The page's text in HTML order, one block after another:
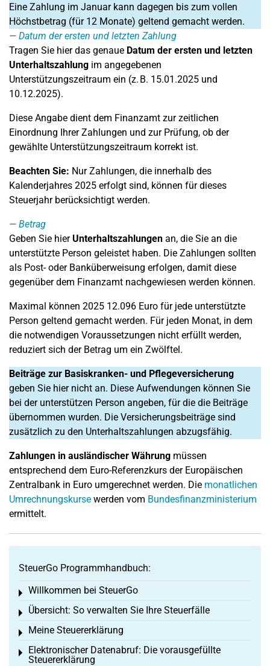
Eine Zahlung im Januar kann dagegen bis zum vollen
Höchstbetrag (für 12 Monate) geltend gemacht werden.
Datum der ersten und letzten Zahlung
Tragen Sie hier das genaue Datum der ersten und letzten
Unterhaltszahlung im angegebenen
Unterstützungszeitraum ein (z. B. 15.01.2025 und
10.12.2025).
Diese Angabe dient dem Finanzamt zur zeitlichen
Einordnung Ihrer Zahlungen und zur Prüfung, ob der
gewählte Unterstützungszeitraum korrekt ist.
Beachten Sie: Nur Zahlungen, die innerhalb des
Kalenderjahres 2025 erfolgt sind, können für dieses
Steuerjahr berücksichtigt werden.
Betrag
Geben Sie hier Unterhaltszahlungen an, die Sie an die
unterstützte Person geleistet haben. Die Zahlungen sollten
als Post- oder Banküberweisung erfolgen, damit diese
gegenüber dem Finanzamt nachgewiesen werden können.
Maximal können 2025 12.096 Euro für jede unterstützte
Person geltend gemacht werden. Für jeden Monat, in dem
die notwendigen Voraussetzungen nicht erfüllt werden,
reduziert sich der Betrag um ein Zwölftel.
Beiträge zur Basiskranken- und Pflegeversicherung
geben Sie hier nicht an. Diese Aufwendungen können Sie
bei der unterstützen Person angeben, für die die Beiträge
übernommen wurden. Die Versicherungsbeiträge sind
zusätzlich zu den Unterhaltszahlungen abzugsfähig.
Zahlungen in ausländischer Währung müssen
entsprechend dem Euro-Referenzkurs der Europäischen
Zentralbank in Euro umgerechnet werden. Die monatlichen
Umrechnungskurse werden vom Bundesfinanzministerium
ermittelt.
SteuerGo Programmhandbuch:
Willkommen bei SteuerGo
Toggle menu
Übersicht: So verwalten Sie Ihre Steuerfälle
Toggle menu
Meine Steuererklärung
Toggle menu
Elektronischer Datenabruf: Die vorausgefüllte
Steuererklärung
Toggle menu